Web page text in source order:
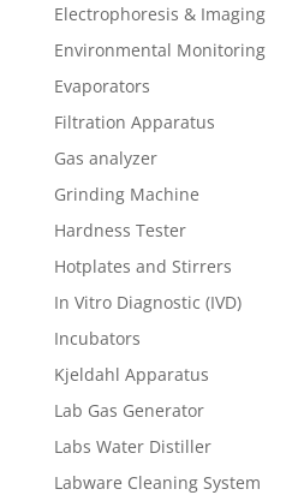
Electrophoresis & Imaging
Environmental Monitoring
Evaporators
Filtration Apparatus
Gas analyzer
Grinding Machine
Hardness Tester
Hotplates and Stirrers
In Vitro Diagnostic (IVD)
Incubators
Kjeldahl Apparatus
Lab Gas Generator
Labs Water Distiller
Labware Cleaning System